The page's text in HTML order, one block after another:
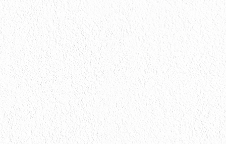
会社情報とサイトマップ
会社情報